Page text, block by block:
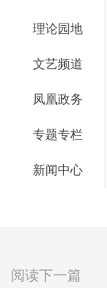
理论园地
文艺频道
凤凰政务
专题专栏
新闻中心
阅读下一篇